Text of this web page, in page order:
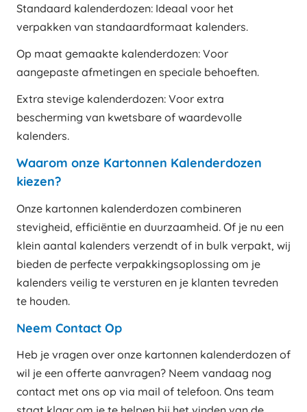
Standaard kalenderdozen: Ideaal voor het
verpakken van standaardformaat kalenders.
Op maat gemaakte kalenderdozen: Voor
aangepaste afmetingen en speciale behoeften.
Extra stevige kalenderdozen: Voor extra
bescherming van kwetsbare of waardevolle
kalenders.
Waarom onze Kartonnen Kalenderdozen
kiezen?
Onze kartonnen kalenderdozen combineren
stevigheid, efficiëntie en duurzaamheid. Of je nu een
klein aantal kalenders verzendt of in bulk verpakt, wij
bieden de perfecte verpakkingsoplossing om je
kalenders veilig te versturen en je klanten tevreden
te houden.
Neem Contact Op
Heb je vragen over onze kartonnen kalenderdozen of
wil je een offerte aanvragen? Neem vandaag nog
contact met ons op via mail of telefoon. Ons team